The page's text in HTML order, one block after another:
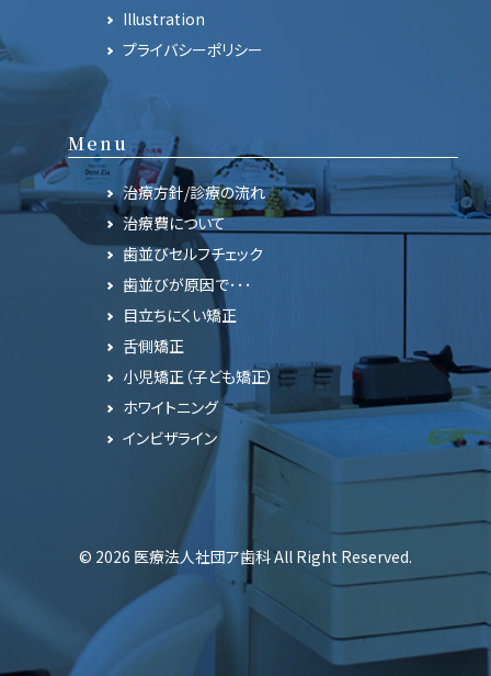
Illustration
プライバシーポリシー
Menu
治療方針/診療の流れ
治療費について
歯並びセルフチェック
歯並びが原因で･･･
目立ちにくい矯正
舌側矯正
小児矯正（子ども矯正）
ホワイトニング
インビザライン
© 2026 医療法人社団ア歯科 All Right Reserved.